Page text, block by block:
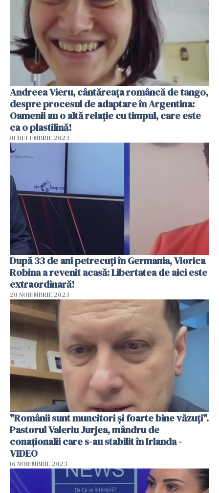
Andreea Vieru, cântăreața româncă de tango,
despre procesul de adaptare în Argentina:
Oamenii au o altă relație cu timpul, care este
ca o plastilină!
01 DECEMBRIE 2023
După 33 de ani petrecuți în Germania, Viorica
Robina a revenit acasă: Libertatea de aici este
extraordinară!
20 NOIEMBRIE 2023
"Românii sunt muncitori și foarte bine văzuți".
Pastorul Valeriu Jurjea, mândru de
conaționalii care s-au stabilit în Irlanda -
VIDEO
16 NOIEMBRIE 2023